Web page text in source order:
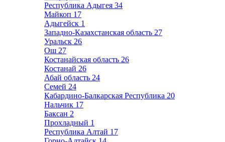
Республика Адыгея 34
Майкоп 17
Адыгейск 1
Западно-Казахстанская область 27
Уральск 26
Ош 27
Костанайская область 26
Костанай 26
Абай область 24
Семей 24
Кабардино-Балкарская Республика 20
Нальчик 17
Баксан 2
Прохладный 1
Республика Алтай 17